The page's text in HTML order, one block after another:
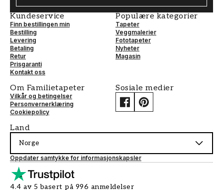
Kundeservice
Finn bestillingen min
Bestilling
Levering
Betaling
Retur
Prisgaranti
Kontakt oss
Populære kategorier
Tapeter
Veggmalerier
Fototapeter
Nyheter
Magasin
Om Familietapeter
Vilkår og betingelser
Personvernerklæring
Cookiepolicy
Sosiale medier
Land
Norge
Oppdater samtykke for informasjonskapsler
4.4 av 5 basert på 996 anmeldelser